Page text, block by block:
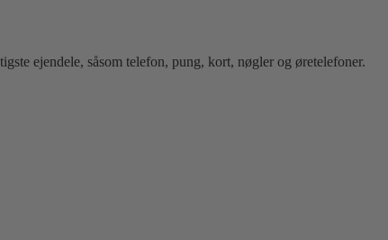
ejendele, såsom telefon, pung, kort, nøgler og øretelefoner.